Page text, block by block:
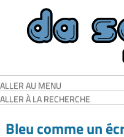
ALLER AU MENU
ALLER À LA RECHERCHE
Bleu comme un